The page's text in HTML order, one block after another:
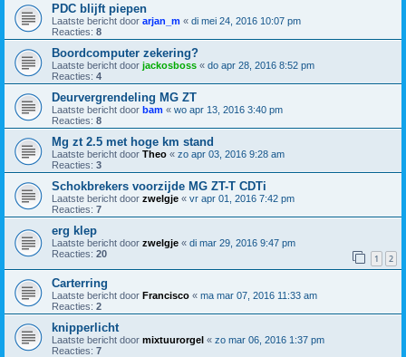
PDC blijft piepen
Laatste bericht door arjan_m « di mei 24, 2016 10:07 pm
Reacties: 8
Boordcomputer zekering?
Laatste bericht door jackosboss « do apr 28, 2016 8:52 pm
Reacties: 4
Deurvergrendeling MG ZT
Laatste bericht door bam « wo apr 13, 2016 3:40 pm
Reacties: 8
Mg zt 2.5 met hoge km stand
Laatste bericht door Theo « zo apr 03, 2016 9:28 am
Reacties: 3
Schokbrekers voorzijde MG ZT-T CDTi
Laatste bericht door zwelgje « vr apr 01, 2016 7:42 pm
Reacties: 7
erg klep
Laatste bericht door zwelgje « di mar 29, 2016 9:47 pm
Reacties: 20 1 2
Carterring
Laatste bericht door Francisco « ma mar 07, 2016 11:33 am
Reacties: 2
knipperlicht
Laatste bericht door mixtuurorgel « zo mar 06, 2016 1:37 pm
Reacties: 7